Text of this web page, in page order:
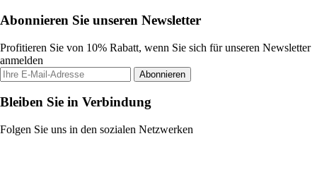
Abonnieren Sie unseren Newsletter
Profitieren Sie von 10% Rabatt, wenn Sie sich für unseren Newsletter
anmelden
Abonnieren
Bleiben Sie in Verbindung
Folgen Sie uns in den sozialen Netzwerken